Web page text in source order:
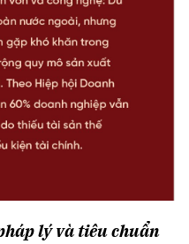
lý và tiêu chuẩn